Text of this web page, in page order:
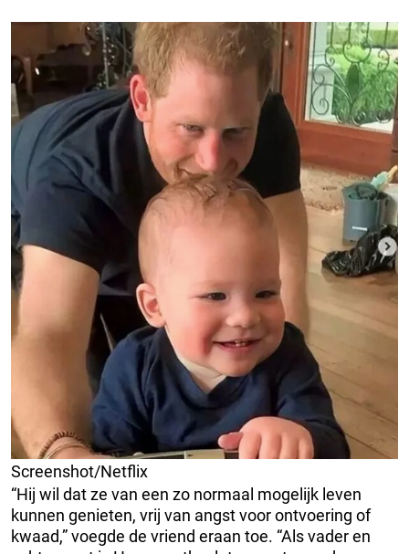
Screenshot/Netflix
“Hij wil dat ze van een zo normaal mogelijk leven
kunnen genieten, vrij van angst voor ontvoering of
kwaad,” voegde de vriend eraan toe. “Als vader en